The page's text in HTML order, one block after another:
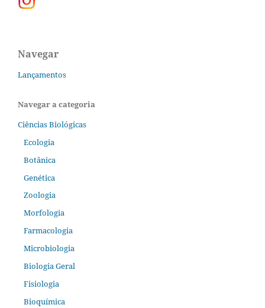
Navegar
Lançamentos
Navegar a categoria
Ciências Biológicas
Ecologia
Botânica
Genética
Zoologia
Morfologia
Farmacologia
Microbiologia
Biologia Geral
Fisiologia
Bioquímica